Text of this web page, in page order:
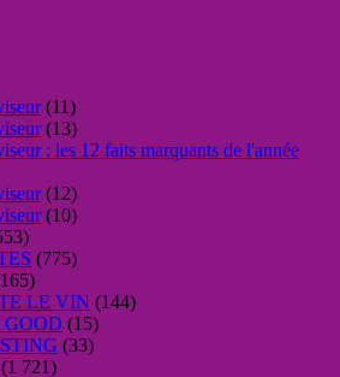
(11)
(13)
: les 12 faits marquants de l'année
(12)
(10)
(775)
LE VIN (144)
(15)
(33)
(1 721)